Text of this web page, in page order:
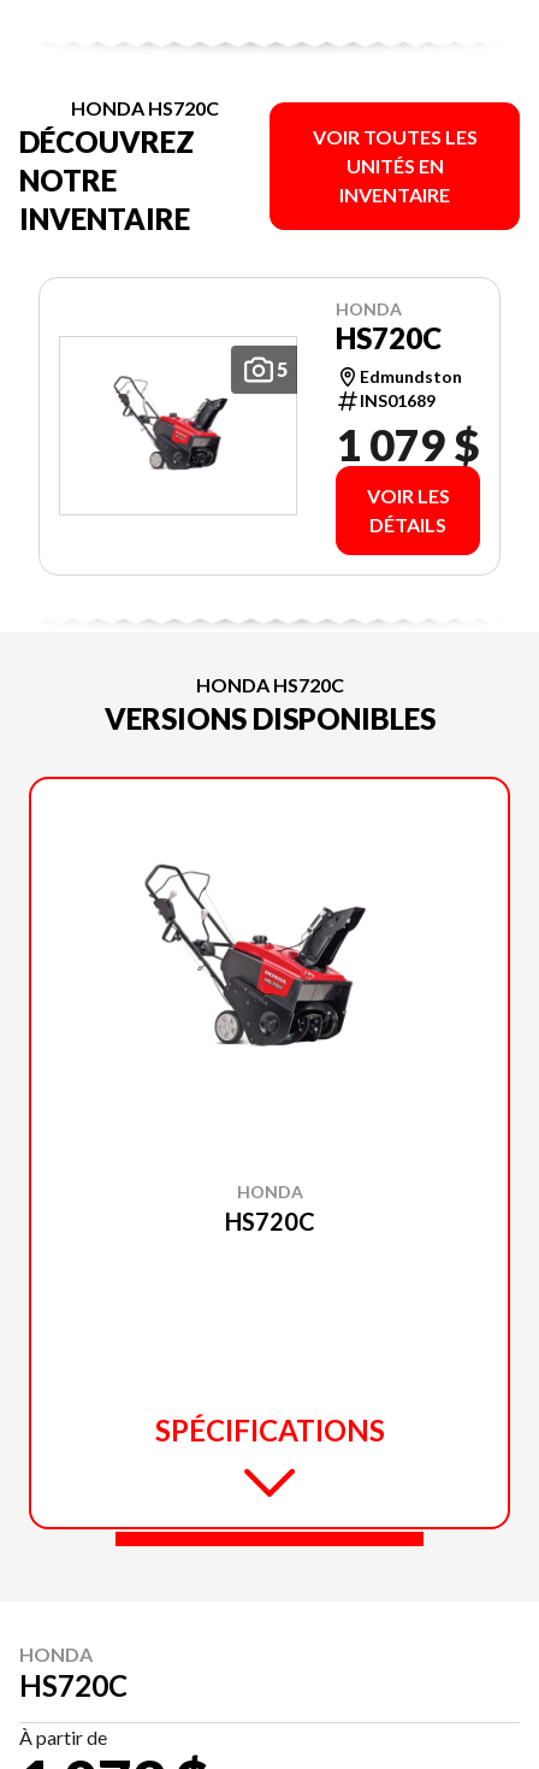
HONDA HS720C
DÉCOUVREZ
NOTRE
INVENTAIRE
VOIR TOUTES LES
UNITÉS EN
INVENTAIRE
5
HONDA
HS720C
Edmundston
INS01689
1 079 $
VOIR LES
DÉTAILS
HONDA HS720C
VERSIONS DISPONIBLES
HONDA
HS720C
SPÉCIFICATIONS
HONDA
HS720C
À partir de